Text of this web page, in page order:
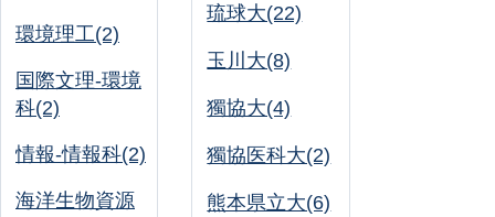
環境理工(2)
国際文理-環境
科(2)
情報-情報科(2)
海洋生物資源
琉球大(22)
玉川大(8)
獨協大(4)
獨協医科大(2)
熊本県立大(6)